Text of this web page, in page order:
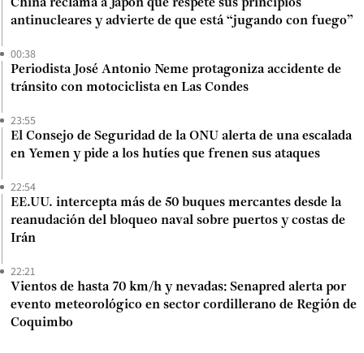
China reclama a Japón que respete sus principios
antinucleares y advierte de que está “jugando con fuego”
00:38
Periodista José Antonio Neme protagoniza accidente de
tránsito con motociclista en Las Condes
23:55
El Consejo de Seguridad de la ONU alerta de una escalada
en Yemen y pide a los hutíes que frenen sus ataques
22:54
EE.UU. intercepta más de 50 buques mercantes desde la
reanudación del bloqueo naval sobre puertos y costas de
Irán
22:21
Vientos de hasta 70 km/h y nevadas: Senapred alerta por
evento meteorológico en sector cordillerano de Región de
Coquimbo